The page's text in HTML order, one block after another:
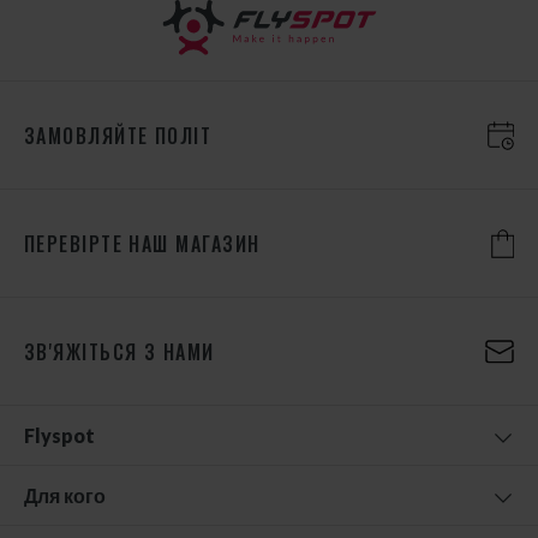
ЗАМОВЛЯЙТЕ ПОЛІТ
ПЕРЕВІРТЕ НАШ МАГАЗИН
ЗВ'ЯЖІТЬСЯ З НАМИ
Flyspot
Для кого